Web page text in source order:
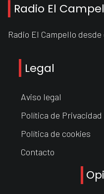
Radio El
Radio El Campello
Legal
Aviso legal
Política de Privacidad
Política de cookies
Contacto